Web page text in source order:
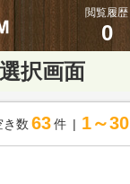
閲覧履歴
0
択画面
き数 63 件 1～30